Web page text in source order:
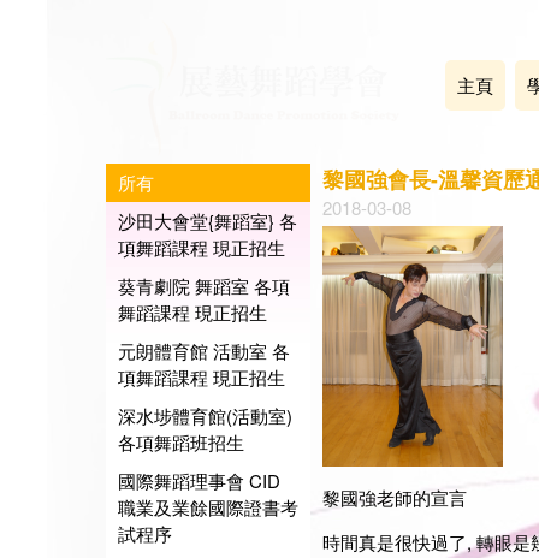
主頁
所有
沙田大會堂{舞蹈室} 各
項舞蹈課程 現正招生
葵青劇院 舞蹈室 各項
舞蹈課程 現正招生
元朗體育館 活動室 各
項舞蹈課程 現正招生
深水埗體育館(活動室)
各項舞蹈班招生
國際舞蹈理事會 CID
職業及業餘國際證書考
試程序
黎國強會長-溫馨資歷
2018-03-08
黎國強老師的宣言
時間真是很快過了, 轉眼